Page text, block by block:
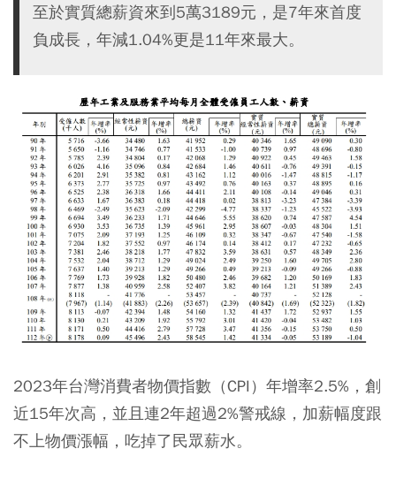
至於實質總薪資來到5萬3189元，是7年來首度
負成長，年減1.04%更是11年來最大。
2023年台灣消費者物價指數（CPI）年增率2.5%，創
近15年次高，並且連2年超過2%警戒線，加薪幅度跟
不上物價漲幅，吃掉了民眾薪水。